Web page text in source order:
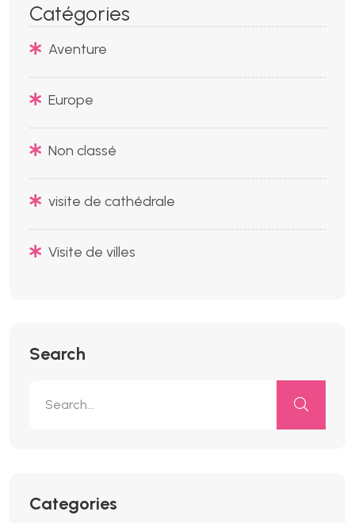
Catégories
Aventure
Europe
Non classé
visite de cathédrale
Visite de villes
Search
Categories